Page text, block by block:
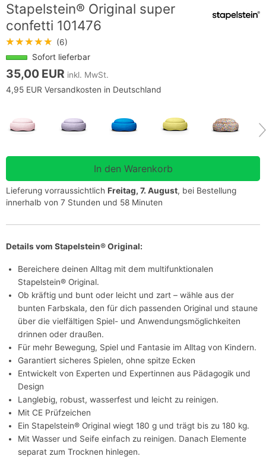
Stapelstein® Original super
confetti 101476
★★★★★ (6)
Sofort lieferbar
35,00 EUR inkl. MwSt.
4,95 EUR Versandkosten in Deutschland
Lieferung vorraussichtlich Freitag, 7. August, bei Bestellung
innerhalb von 7 Stunden und 58 Minuten
Details vom Stapelstein® Original:
Bereichere deinen Alltag mit dem multifunktionalen
Stapelstein® Original.
Ob kräftig und bunt oder leicht und zart – wähle aus der
bunten Farbskala, den für dich passenden Original und staune
über die vielfältigen Spiel- und Anwendungsmöglichkeiten
drinnen oder draußen.
Für mehr Bewegung, Spiel und Fantasie im Alltag von Kindern.
Garantiert sicheres Spielen, ohne spitze Ecken
Entwickelt von Experten und Expertinnen aus Pädagogik und
Design
Langlebig, robust, wasserfest und leicht zu reinigen.
Mit CE Prüfzeichen
Ein Stapelstein® Original wiegt 180 g und trägt bis zu 180 kg.
Mit Wasser und Seife einfach zu reinigen. Danach Elemente
separat zum Trocknen hinlegen.